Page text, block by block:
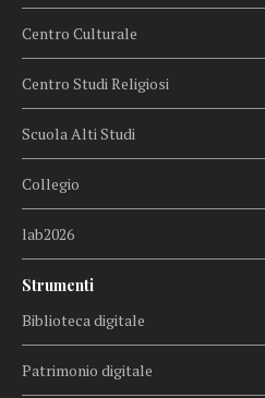
Centro Culturale
Centro Studi Religiosi
Scuola Alti Studi
Collegio
lab2026
Strumenti
Biblioteca digitale
Patrimonio digitale